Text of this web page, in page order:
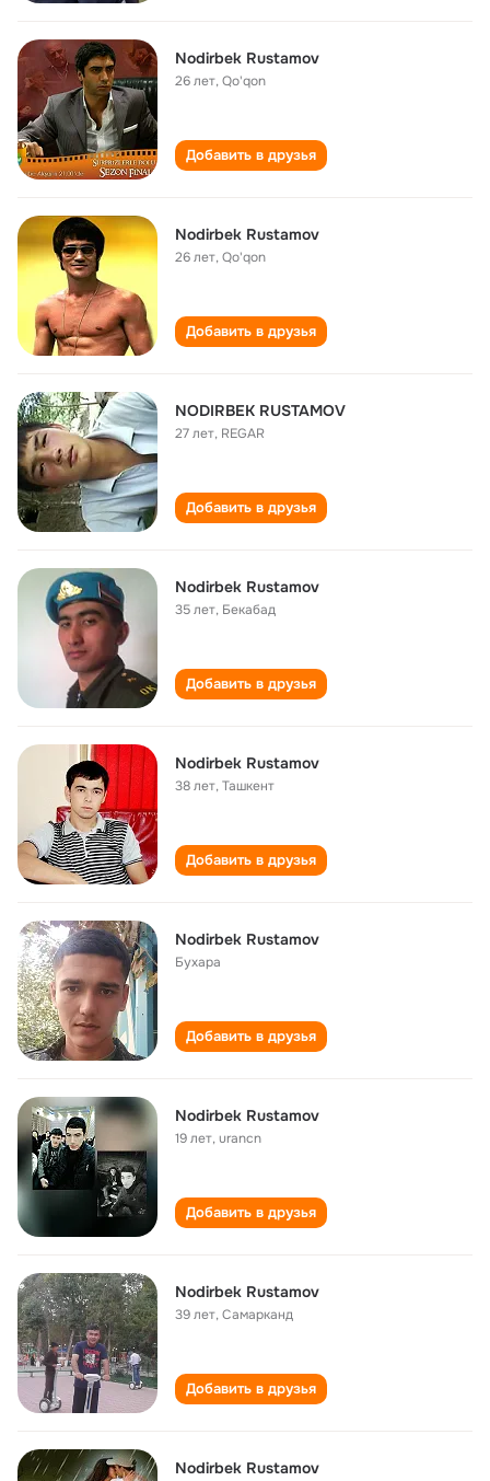
Nodirbek Rustamov
26 лет,Qo'qon
Добавить в друзья
Nodirbek Rustamov
26 лет,Qo'qon
Добавить в друзья
NODIRBEK RUSTAMOV
27 лет, REGAR
Добавить в друзья
Nodirbek Rustamov
35 лет, Бекабад
Добавить в друзья
Nodirbek Rustamov
38 лет,Ташкент
Добавить в друзья
Nodirbek Rustamov
Бухара
Добавить в друзья
Nodirbek Rustamov
19 лет,urancn
Добавить в друзья
Nodirbek Rustamov
39 лет,Самарканд
Добавить в друзья
Nodirbek Rustamov